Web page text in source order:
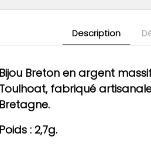
Description
Bijou Breton en argent
Toulhoat, fabriqué
Bretagne.
Poids : 2,7g.